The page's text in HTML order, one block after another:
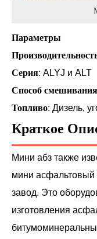
Параметры
Серия: ALYJ и ALT
Способ смешивания
Топливо: Дизель,
Краткое
Мини абз также
мини асфальтовый
завод. Это
изготовления